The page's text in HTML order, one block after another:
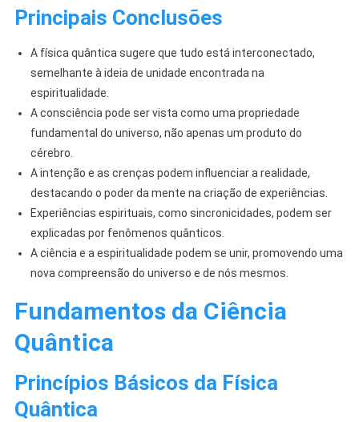
Principais Conclusões
A física quântica sugere que tudo está interconectado,
semelhante à ideia de unidade encontrada na
espiritualidade.
A consciência pode ser vista como uma propriedade
fundamental do universo, não apenas um produto do
cérebro.
A intenção e as crenças podem influenciar a realidade,
destacando o poder da mente na criação de experiências.
Experiências espirituais, como sincronicidades, podem ser
explicadas por fenômenos quânticos.
A ciência e a espiritualidade podem se unir, promovendo uma
nova compreensão do universo e de nós mesmos.
Fundamentos da Ciência
Quântica
Princípios Básicos da Física
Quântica